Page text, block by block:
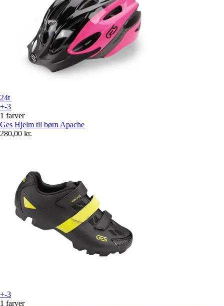
24t
+-3
1 farver
Ges Hjelm til børn Apache
280,00 kr.
+-3
1 farver